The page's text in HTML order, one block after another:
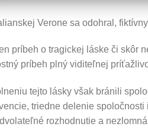
Verone sa odohral,
príbeh o tragickej láske či skôr
príbeh plný viditeľnej
tejto lásky však bránili
triedne delenie spoločnosti
rozhodnutie a